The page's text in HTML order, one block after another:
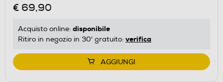
€ 69,90
Acquisto online: disponibile
Ritiro in negozio in 30' gratuito: verifica
AGGIUNGI